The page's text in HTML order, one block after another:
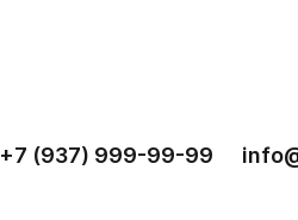
+7 (937) 999-99-99